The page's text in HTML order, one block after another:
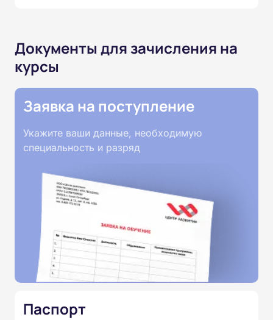
Документы для зачисления на
курсы
Заявка на поступление
Укажите ваши данные, необходимую
специальность и разряд
Паспорт